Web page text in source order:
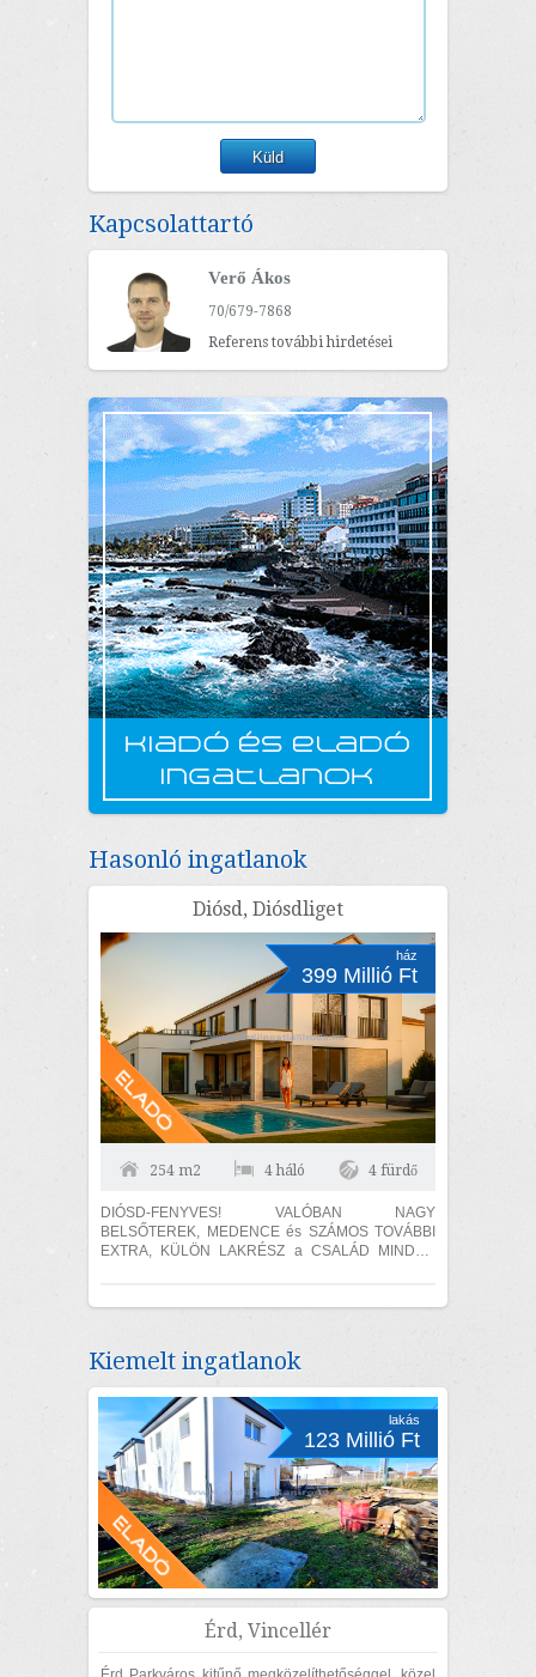
Kapcsolattartó
Verő Ákos
70/679-7868
Referens további hirdetései
Hasonló ingatlanok
Diósd, Diósdliget
ház
399 Millió Ft
254 m2 4 háló 4 fürdő
DIÓSD-FENYVES! VALÓBAN NAGY
BELSŐTEREK, MEDENCE és SZÁMOS TOVÁBBI
EXTRA, KÜLÖN LAKRÉSZ a CSALÁD MINDEN
es telken, összesen 361 m2-es, 4...
Kiemelt ingatlanok
lakás
123 Millió Ft
Érd, Vincellér